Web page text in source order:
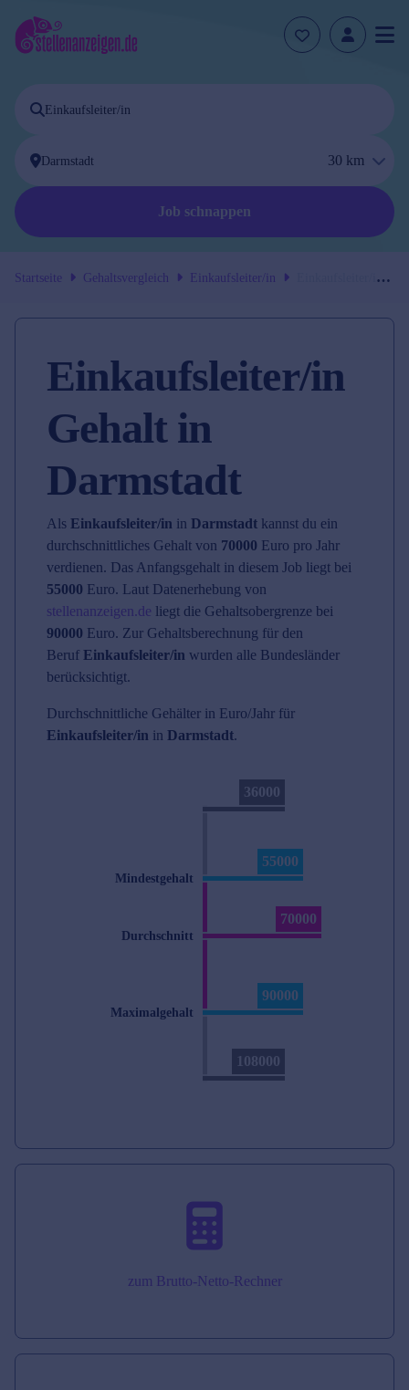
30 km
Job schnappen
Startseite Gehaltsvergleich Einkaufsleiter/in
Einkaufsleiter/in
Einkaufsleiter/in
Gehalt in
Darmstadt
Als Einkaufsleiter/in in Darmstadt kannst du ein
durchschnittliches Gehalt von 70000 Euro pro Jahr
verdienen. Das Anfangsgehalt in diesem Job liegt bei
55000 Euro. Laut Datenerhebung von
stellenanzeigen.de liegt die Gehaltsobergrenze bei
90000 Euro. Zur Gehaltsberechnung für den
Beruf Einkaufsleiter/in wurden alle Bundesländer
berücksichtigt.
Durchschnittliche Gehälter in Euro/Jahr für
Einkaufsleiter/in in Darmstadt.
36000
55000
Mindestgehalt
70000
Durchschnitt
90000
Maximalgehalt
108000
zum Brutto-Netto-Rechner